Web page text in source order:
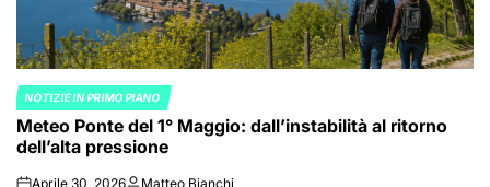
POSTED
IN
NOTIZIE IN PRIMO PIANO
Meteo Ponte del 1° Maggio: dall’instabilità al ritorno
dell’alta pressione
Aprile 30, 2026 Matteo Bianchi